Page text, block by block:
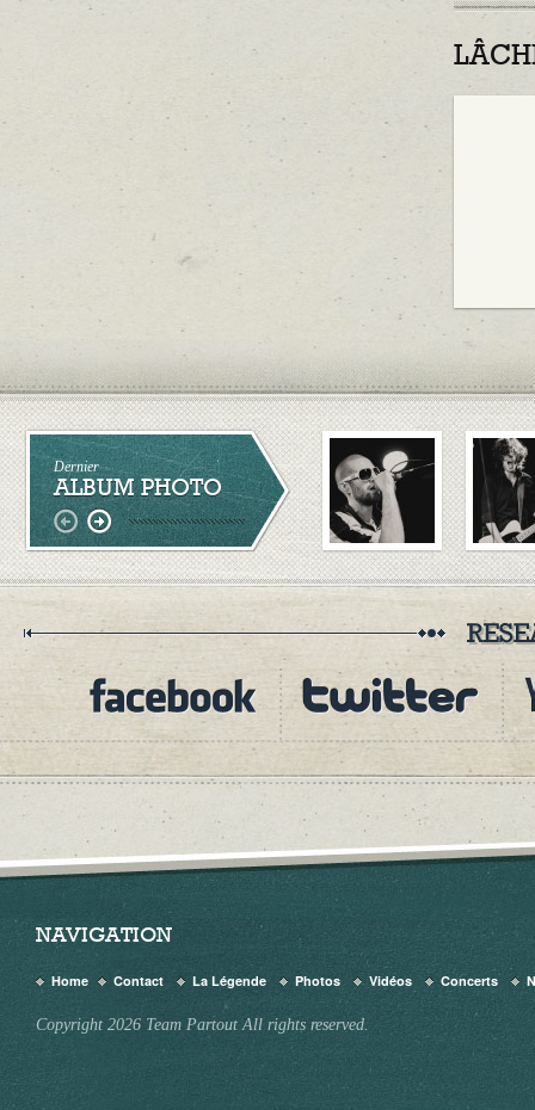
Dernier
ALBUM PHOTO
NAVIGATION
Home Contact La Légende Photos Vidéos Concerts
Copyright 2026 Team Partout All rights reserved.